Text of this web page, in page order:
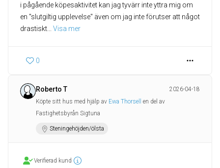
i pågående köpesaktivitet kan jag tyvärr inte yttra mig om
en "slutgiltig upplevelse" även om jag inte förutser att något
drastiskt
Visa mer
0
Roberto T
2026-04-18
Köpte sitt hus med hjälp av Ewa Thorsell
en del av
Fastighetsbyrån Sigtuna
Steningehöjden/ölsta
Verifierad kund